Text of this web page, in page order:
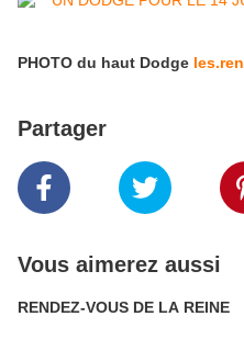
PHOTO du haut Dodge
Partager
Vous aimerez aussi
RENDEZ-VOUS DE LA REINE